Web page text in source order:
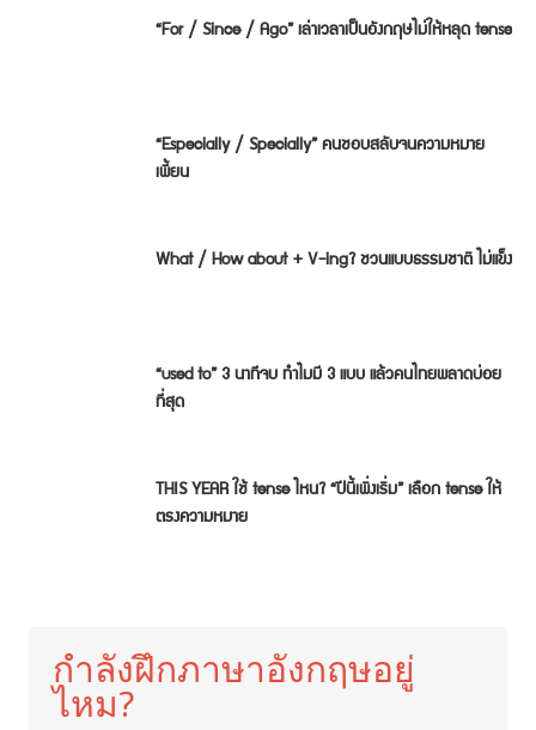
“For / Since / Ago” เล่าเวลาเป็นอังกฤษไม่ให้หลุด tense
“Especially / Specially” คนชอบสลับจนความหมาย
เพี้ยน
What / How about + V-ing? ชวนแบบธรรมชาติ ไม่แข็ง
“used to” 3 นาทีจบ ทำไมมี 3 แบบ แล้วคนไทยพลาดบ่อย
ที่สุด
THIS YEAR ใช้ tense ไหน? “ปีนี้เพิ่งเริ่ม” เลือก tense ให้
ตรงความหมาย
กำลังฝึกภาษาอังกฤษอยู่
ไหม?